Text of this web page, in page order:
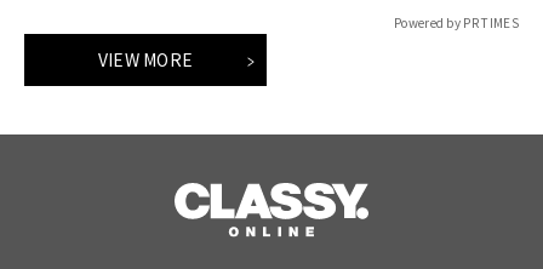
Powered by PR TIMES
VIEW MORE